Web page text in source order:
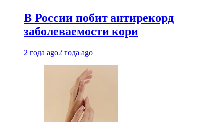
В России побит антирекорд
заболеваемости кори
2 года ago2 года ago